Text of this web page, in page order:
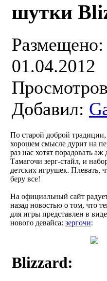
шутки
Размещено:
01.04.2012
Добавил:
По старой доброй
хорошем смысле дурит на
раз нас хотят порадовать
Тамагочи зерг-стайл, и
детских игрушек. Плевать,
беру все!
На официальный сайт
назад новостью о том, что
для игры представлен в
нового девайса: зергочи:
Blizzard: